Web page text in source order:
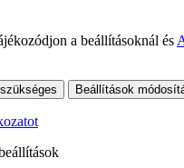
a beállításoknál és
Beállítások